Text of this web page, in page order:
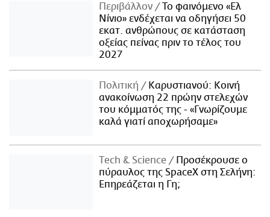
Περιβάλλον
Το φαινόμενο «Ελ
Νίνιο» ενδέχεται να οδηγήσει 50
εκατ. ανθρώπους σε κατάσταση
οξείας πείνας πριν το τέλος του
2027
Πολιτική
Καρυστιανού: Κοινή
ανακοίνωση 22 πρώην στελεχών
του κόμματός της - «Γνωρίζουμε
καλά γιατί αποχωρήσαμε»
Τech & Science
Προσέκρουσε ο
πύραυλος της SpaceX στη Σελήνη:
Επηρεάζεται η Γη;